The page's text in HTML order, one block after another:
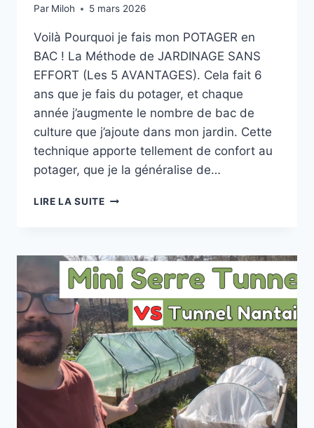
Par Miloh 5 mars 2026
Voilà Pourquoi je fais mon POTAGER en
BAC ! La Méthode de JARDINAGE SANS
EFFORT (Les 5 AVANTAGES). Cela fait 6
ans que je fais du potager, et chaque
année j’augmente le nombre de bac de
culture que j’ajoute dans mon jardin. Cette
technique apporte tellement de confort au
potager, que je la généralise de…
LIRE LA SUITEPOTAGER